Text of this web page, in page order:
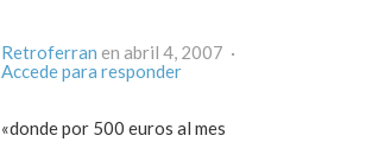
Retroferran
en abril 4, 2007 ·
Accede para responder
«donde por 500 euros al mes